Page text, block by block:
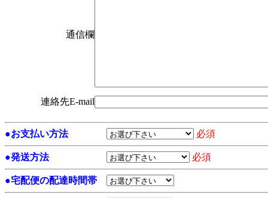
通信欄
連絡先E-mail
●お支払い方法 必須
●発送方法 必須
●宅配便の配達時間帯